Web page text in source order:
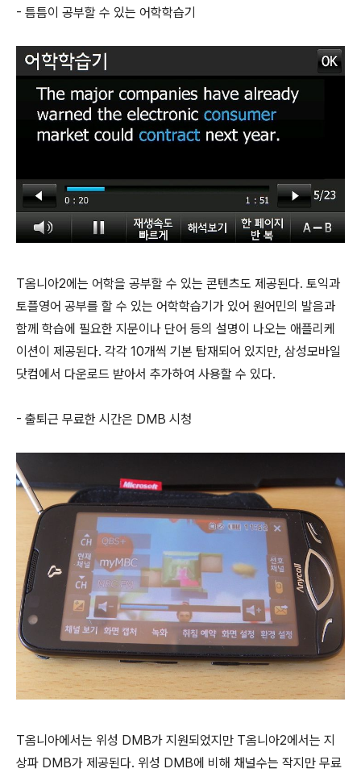
- 틈틈이 공부할 수 있는 어학학습기
T옴니아2에는 어학을 공부할 수 있는 콘텐츠도 제공된다. 토익과
토플영어 공부를 할 수 있는 어학학습기가 있어 원어민의 발음과
함께 학습에 필요한 지문이나 단어 등의 설명이 나오는 애플리케
이션이 제공된다. 각각 10개씩 기본 탑재되어 있지만, 삼성모바일
닷컴에서 다운로드 받아서 추가하여 사용할 수 있다.
- 출퇴근 무료한 시간은 DMB 시청
T옴니아에서는 위성 DMB가 지원되었지만 T옴니아2에서는 지
상파 DMB가 제공된다. 위성 DMB에 비해 채널수는 작지만 무료